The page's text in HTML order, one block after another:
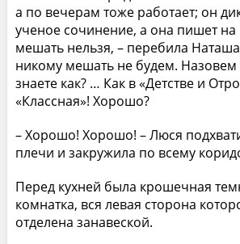
а по вечерам тоже работает; он
ученое сочинение, а она пишет
мешать нельзя, – перебила
никому мешать не будем.
знаете как? … Как в «Детстве и
«Классная»! Хорошо?
– Хорошо! Хорошо! – Люся
плечи и закружила по всему
Перед кухней была крошечная
комнатка, вся левая сторона
отделена занавеской.